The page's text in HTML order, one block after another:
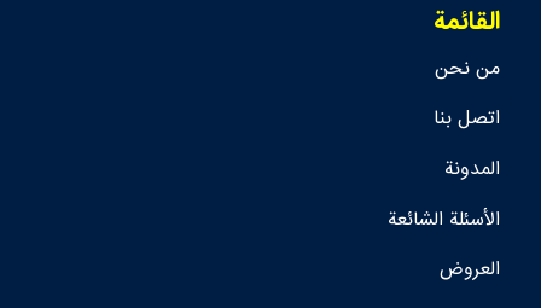
القائمة
من نحن
اتصل بنا
المدونة
الأسئلة الشائعة
العروض